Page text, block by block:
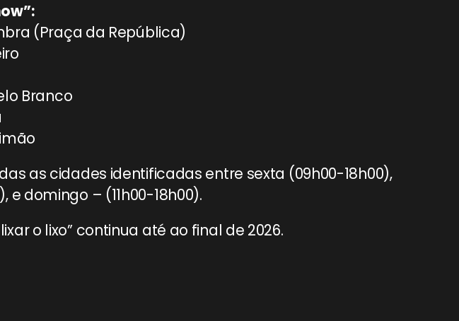
(Praça da República)
Branco
as cidades identificadas entre sexta (09h00-18h00),
e domingo – (11h00-18h00).
o lixo” continua até ao final de 2026.